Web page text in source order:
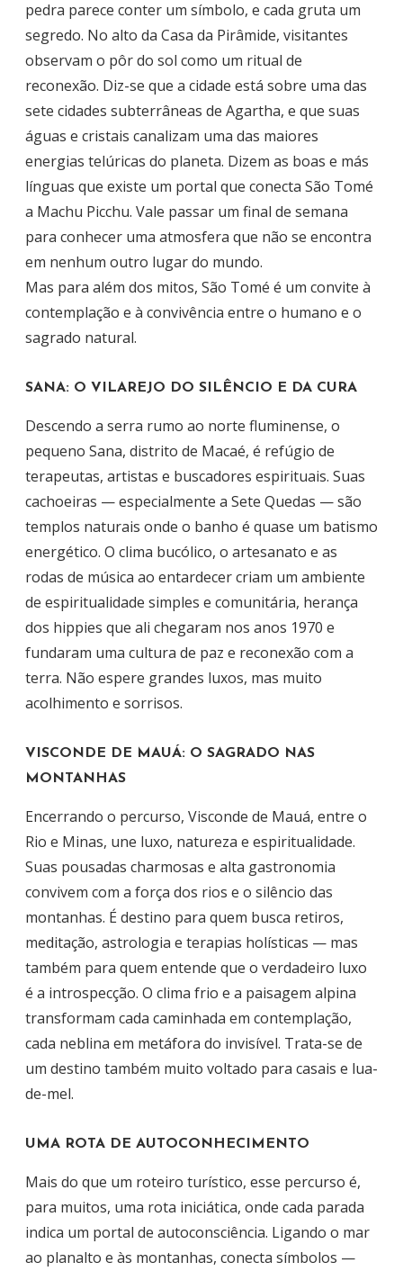
pedra parece conter um símbolo, e cada gruta um
segredo. No alto da Casa da Pirâmide, visitantes
observam o pôr do sol como um ritual de
reconexão. Diz-se que a cidade está sobre uma das
sete cidades subterrâneas de Agartha, e que suas
águas e cristais canalizam uma das maiores
energias telúricas do planeta. Dizem as boas e más
línguas que existe um portal que conecta São Tomé
a Machu Picchu. Vale passar um final de semana
para conhecer uma atmosfera que não se encontra
em nenhum outro lugar do mundo.
Mas para além dos mitos, São Tomé é um convite à
contemplação e à convivência entre o humano e o
sagrado natural.
SANA: O VILAREJO DO SILÊNCIO E DA CURA
Descendo a serra rumo ao norte fluminense, o
pequeno Sana, distrito de Macaé, é refúgio de
terapeutas, artistas e buscadores espirituais. Suas
cachoeiras — especialmente a Sete Quedas — são
templos naturais onde o banho é quase um batismo
energético. O clima bucólico, o artesanato e as
rodas de música ao entardecer criam um ambiente
de espiritualidade simples e comunitária, herança
dos hippies que ali chegaram nos anos 1970 e
fundaram uma cultura de paz e reconexão com a
terra. Não espere grandes luxos, mas muito
acolhimento e sorrisos.
VISCONDE DE MAUÁ: O SAGRADO NAS
MONTANHAS
Encerrando o percurso, Visconde de Mauá, entre o
Rio e Minas, une luxo, natureza e espiritualidade.
Suas pousadas charmosas e alta gastronomia
convivem com a força dos rios e o silêncio das
montanhas. É destino para quem busca retiros,
meditação, astrologia e terapias holísticas — mas
também para quem entende que o verdadeiro luxo
é a introspecção. O clima frio e a paisagem alpina
transformam cada caminhada em contemplação,
cada neblina em metáfora do invisível. Trata-se de
um destino também muito voltado para casais e lua-
de-mel.
UMA ROTA DE AUTOCONHECIMENTO
Mais do que um roteiro turístico, esse percurso é,
para muitos, uma rota iniciática, onde cada parada
indica um portal de autoconsciência. Ligando o mar
ao planalto e às montanhas, conecta símbolos —